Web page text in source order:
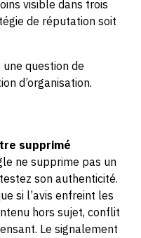
visible dans trois
de réputation soit
question de
d’organisation.
supprimé
ne supprime pas un
son authenticité.
si l’avis enfreint les
hors sujet, conflit
Le signalement